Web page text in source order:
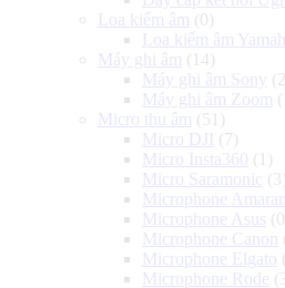
Loa kiểm âm (0)
Loa kiểm âm
Máy ghi âm (14)
Máy ghi âm Sony
Máy ghi âm Zoom
Micro thu âm (51)
Micro DJI (7)
Micro Insta360 (1)
Micro Saramonic (3)
Microphone Amaran
Microphone Asus
Microphone Canon
Microphone Elgato
Microphone Rode